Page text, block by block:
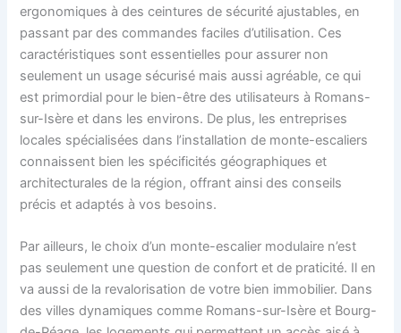
ergonomiques à des ceintures de sécurité ajustables, en
passant par des commandes faciles d’utilisation. Ces
caractéristiques sont essentielles pour assurer non
seulement un usage sécurisé mais aussi agréable, ce qui
est primordial pour le bien-être des utilisateurs à Romans-
sur-Isère et dans les environs. De plus, les entreprises
locales spécialisées dans l’installation de monte-escaliers
connaissent bien les spécificités géographiques et
architecturales de la région, offrant ainsi des conseils
précis et adaptés à vos besoins.
Par ailleurs, le choix d’un monte-escalier modulaire n’est
pas seulement une question de confort et de praticité. Il en
va aussi de la revalorisation de votre bien immobilier. Dans
des villes dynamiques comme Romans-sur-Isère et Bourg-